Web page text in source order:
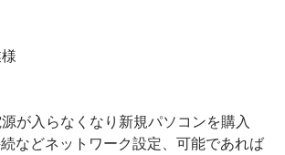
が入らなくなり新規パソコンを購入
などネットワーク設定、可能であれば